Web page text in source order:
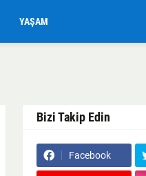
YAŞAM
Bizi Takip Edin
Facebook